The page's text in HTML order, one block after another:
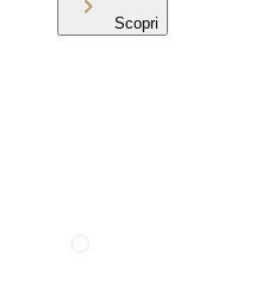
Scopri